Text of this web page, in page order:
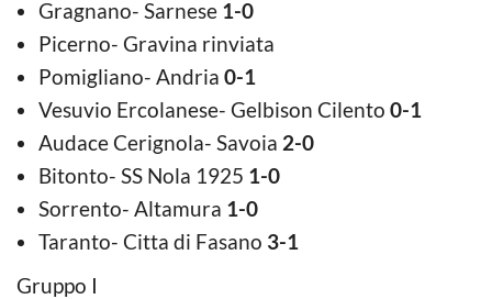
Gragnano- Sarnese 1-0
Picerno- Gravina rinviata
Pomigliano- Andria 0-1
Vesuvio Ercolanese- Gelbison Cilento 0-1
Audace Cerignola- Savoia 2-0
Bitonto- SS Nola 1925 1-0
Sorrento- Altamura 1-0
Taranto- Citta di Fasano 3-1
Gruppo I